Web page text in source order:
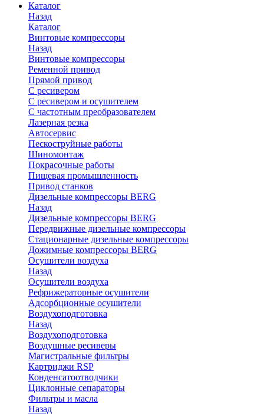
Каталог
Назад
Каталог
Винтовые компрессоры
Назад
Винтовые компрессоры
Ременной привод
Прямой привод
С ресивером
С ресивером и осушителем
С частотным преобразователем
Лазерная резка
Автосервис
Пескоструйные работы
Шиномонтаж
Покрасочные работы
Пищевая промышленность
Привод станков
Дизельные компрессоры BERG
Назад
Дизельные компрессоры BERG
Передвижные дизельные компрессоры
Стационарные дизельные компрессоры
Дожимные компрессоры BERG
Осушители воздуха
Назад
Осушители воздуха
Рефрижераторные осушители
Адсорбционные осушители
Воздухоподготовка
Назад
Воздухоподготовка
Воздушные ресиверы
Магистральные фильтры
Картриджи RSP
Конденсатоотводчики
Циклонные сепараторы
Фильтры и масла
Назад